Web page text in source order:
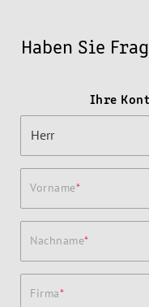
Haben Sie
Ihre
Vorname
Nachname
Firma